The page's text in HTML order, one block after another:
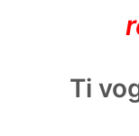
Ti